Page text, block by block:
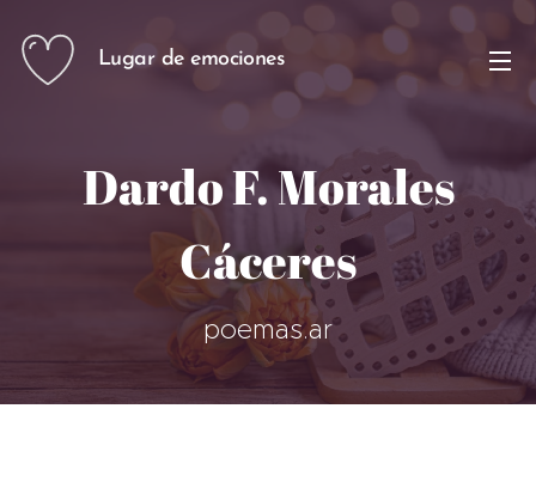
Lugar de emociones
Dardo F. Morales
Cáceres
poemas.ar